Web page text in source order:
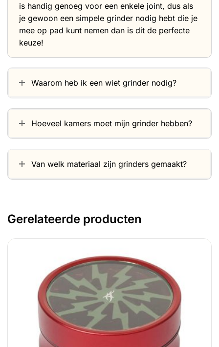
is handig genoeg voor een enkele joint, dus als
je gewoon een simpele grinder nodig hebt die je
mee op pad kunt nemen dan is dit de perfecte
keuze!
Waarom heb ik een wiet grinder nodig?
Hoeveel kamers moet mijn grinder hebben?
Van welk materiaal zijn grinders gemaakt?
Gerelateerde producten